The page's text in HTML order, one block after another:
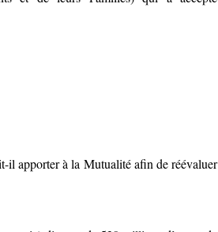
il apporter à la Mutualité afin de réévaluer